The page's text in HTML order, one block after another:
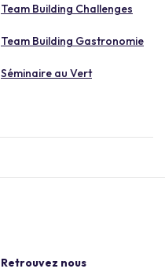
Team Building Challenges
Team Building Gastronomie
Séminaire au Vert
Retrouvez nous